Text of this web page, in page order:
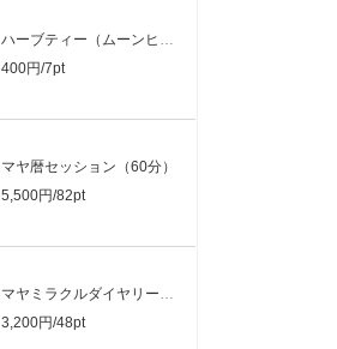
400円/7pt
マヤ暦セッション（60分）
5,500円/82pt
マヤミラクルダイヤリー講座
3,200円/48pt